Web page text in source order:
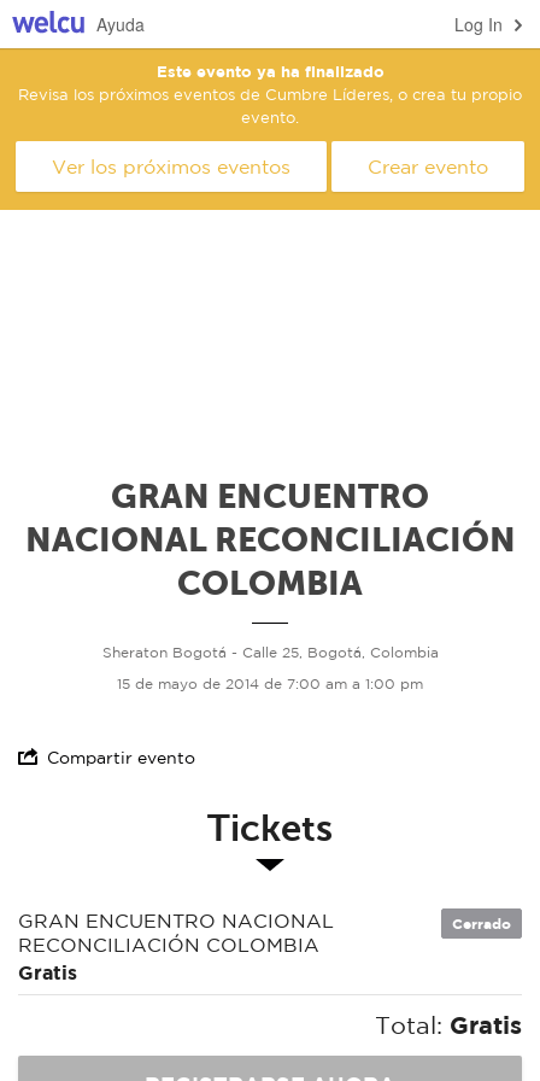
Log In
Ayuda
Este evento ya ha finalizado
Revisa los próximos eventos de Cumbre Líderes, o crea tu propio
evento.
Ver los próximos eventos Crear evento
GRAN ENCUENTRO
NACIONAL RECONCILIACIÓN
COLOMBIA
Sheraton Bogotá - Calle 25, Bogotá, Colombia
15 de mayo de 2014 de 7:00 am a 1:00 pm
Compartir evento
Tickets
GRAN ENCUENTRO NACIONAL
RECONCILIACIÓN COLOMBIA
Gratis
Cerrado
Total: Gratis